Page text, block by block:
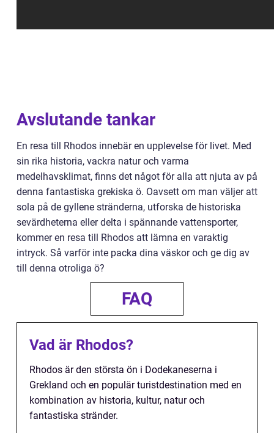
Avslutande tankar
En resa till Rhodos innebär en upplevelse för livet. Med
sin rika historia, vackra natur och varma
medelhavsklimat, finns det något för alla att njuta av på
denna fantastiska grekiska ö. Oavsett om man väljer att
sola på de gyllene stränderna, utforska de historiska
sevärdheterna eller delta i spännande vattensporter,
kommer en resa till Rhodos att lämna en varaktig
intryck. Så varför inte packa dina väskor och ge dig av
till denna otroliga ö?
FAQ
Vad är Rhodos?
Rhodos är den största ön i Dodekaneserna i
Grekland och en populär turistdestination med en
kombination av historia, kultur, natur och
fantastiska stränder.